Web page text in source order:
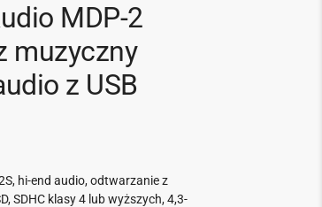
MDP-2
muzyczny
z USB
hi-end audio, odtwarzanie z
SDHC klasy 4 lub wyższych, 4,3-